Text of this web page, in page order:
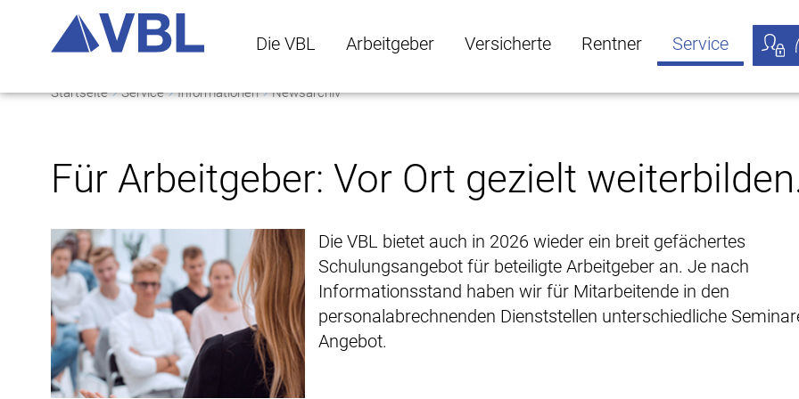
Die VBL Arbeitgeber Versicherte Rentner Service
Startseite Service Informationen Newsarchiv
Für Arbeitgeber: Vor Ort gezielt
Die VBL bietet auch in 2026 wieder ein breit gefächertes
Schulungsangebot für beteiligte Arbeitgeber an. Je nach
Informationsstand haben wir für Mitarbeitende in den
personalabrechnenden Dienststellen unterschiedliche
Angebot.